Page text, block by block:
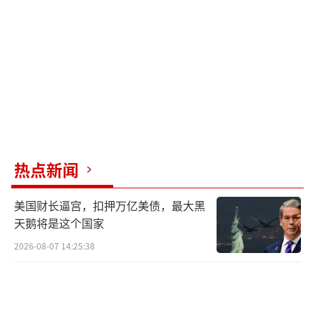
热点新闻
美国财长逼宫，扣押万亿美债，最大黑
天鹅将是这个国家
2026-08-07 14:25:38